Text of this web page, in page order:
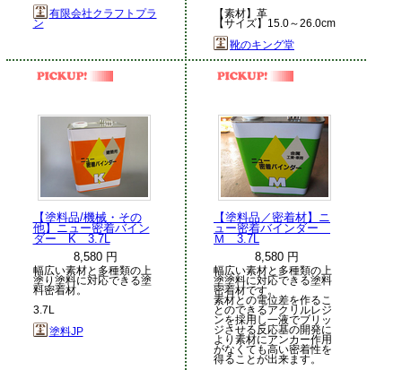
有限会社クラフトプラ
ン
【素材】革
【サイズ】15.0～26.0cm
靴のキング堂
【塗料品/機械・その
他】ニュー密着バイン
ダー K 3.7L
8,580 円
幅広い素材と多種類の上
塗り塗料に対応できる塗
料密着材。
3.7L
塗料JP
【塗料品／密着材】ニ
ュー密着バインダー
Ｍ 3.7L
8,580 円
幅広い素材と多種類の上
塗塗料に対応できる塗料
密着材です。
素材との電位差を作るこ
とのできるアクリルレジ
ンを採用し一液でブリッ
ジさせる反応基の開発に
より素材にアンカー作用
がなくても高い密着性を
得ることが出来ます。